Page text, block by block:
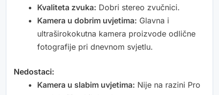
Kvaliteta zvuka: Dobri stereo zvučnici.
Kamera u dobrim uvjetima: Glavna i
ultraširokokutna kamera proizvode odlične
fotografije pri dnevnom svjetlu.
Nedostaci:
Kamera u slabim uvjetima: Nije na razini Pro